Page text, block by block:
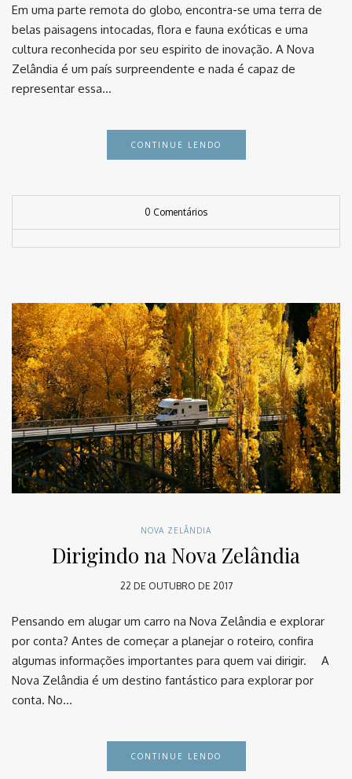
Em uma parte remota do globo, encontra-se uma terra de
belas paisagens intocadas, flora e fauna exóticas e uma
cultura reconhecida por seu espirito de inovação. A Nova
Zelândia é um país surpreendente e nada é capaz de
representar essa…
CONTINUE LENDO
0 Comentários
NOVA ZELÂNDIA
Dirigindo na Nova Zelândia
22 DE OUTUBRO DE 2017
Pensando em alugar um carro na Nova Zelândia e explorar
por conta? Antes de começar a planejar o roteiro, confira
algumas informações importantes para quem vai dirigir. ⠀ A
Nova Zelândia é um destino fantástico para explorar por
conta. No…
CONTINUE LENDO